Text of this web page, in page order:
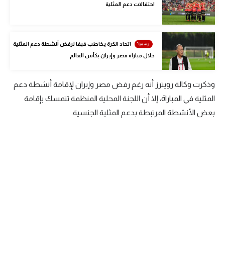
رياضة نسائية
أمريكا
ركن الألعاب
أقسام خاصة
Gamers
احتفالات دعم المثلية
اتحاد الكرة يخاطب فيفا لرفض أنشطة دعم المثلية
خلال مباراة مصر وإيران بكأس العالم
وذكرت وكالة رويترز أنه رغم رفض مصر وإيران لإقامة أنشطة دعم
المثلية في المباراة، إلا أن اللجنة المحلية المنظمة تتمسك بإقامة
بعض الأنشطة المرتبطة بدعم المثلية الجنسية.